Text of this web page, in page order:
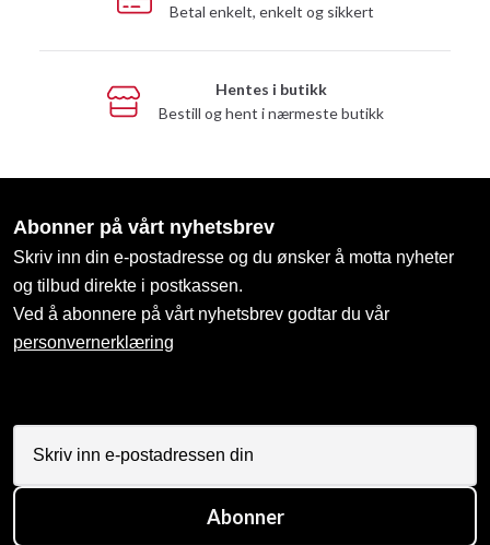
Betal enkelt, enkelt og sikkert
Hentes i butikk
Bestill og hent i nærmeste butikk
Abonner på vårt nyhetsbrev
Skriv inn din e-postadresse og du ønsker å motta nyheter
og tilbud direkte i postkassen.
Ved å abonnere på vårt nyhetsbrev godtar du vår
personvernerklæring
Abonner